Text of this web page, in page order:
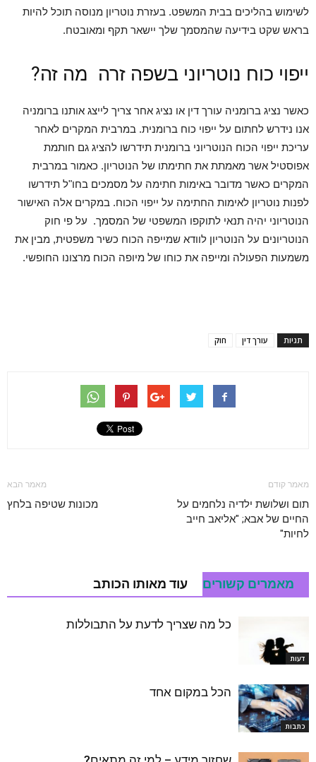
לשימוש בהליכים בבית המשפט. בעזרת נוטריון מנוסה תוכל להיות
בראש שקט בידיעה שהמסמך שלך יישאר תקף ומאובטח.
ייפוי כוח נוטריוני בשפה זרה מה זה?
כאשר נציג ברומניה עורך דין או נציג אחר צריך לייצג אותנו ברומניה
אנו נידרש לחתום על ייפוי כוח ברומנית. במרבית המקרים לאחר
עריכת ייפוי הכוח הנוטריוני ברומנית תידרשו להציג גם חותמת
אפוסטיל אשר מאמתת את חתימתו של הנוטריון. כאמור במרבית
המקרים כאשר מדובר באימות חתימה על מסמכים בחו"ל תידרשו
לפנות נוטריון לאימות החתימה על ייפוי הכוח. במקרים אלה האישור
הנוטריוני יהיה תנאי לתוקפו המשפטי של המסמך. על פי חוק
הנוטריונים על הנוטריון לוודא שמייפה הכוח כשיר משפטית, מבין את
משמעות הפעולה ומייפה את כוחו של מיופה הכוח מרצונו החופשי.
תגיות עורך דין חוק
מאמר קודם
תום ושלושת ילדיה נלחמים על
החיים של אבא; "אליאב חייב
לחיות"
מאמר הבא
מכונות שטיפה בלחץ
מאמרים קשורים עוד מאותו הכותב
דעות
כל מה שצריך לדעת על התבוללות
כתבות
הכל במקום אחד